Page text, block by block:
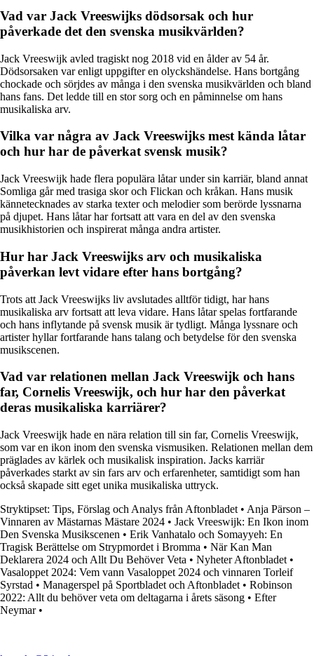
Vad var Jack Vreeswijks dödsorsak och hur
påverkade det den svenska musikvärlden?
Jack Vreeswijk avled tragiskt nog 2018 vid en ålder av 54 år.
Dödsorsaken var enligt uppgifter en olyckshändelse. Hans bortgång
chockade och sörjdes av många i den svenska musikvärlden och bland
hans fans. Det ledde till en stor sorg och en påminnelse om hans
musikaliska arv.
Vilka var några av Jack Vreeswijks mest kända låtar
och hur har de påverkat svensk musik?
Jack Vreeswijk hade flera populära låtar under sin karriär, bland annat
Somliga går med trasiga skor och Flickan och kråkan. Hans musik
kännetecknades av starka texter och melodier som berörde lyssnarna
på djupet. Hans låtar har fortsatt att vara en del av den svenska
musikhistorien och inspirerat många andra artister.
Hur har Jack Vreeswijks arv och musikaliska
påverkan levt vidare efter hans bortgång?
Trots att Jack Vreeswijks liv avslutades alltför tidigt, har hans
musikaliska arv fortsatt att leva vidare. Hans låtar spelas fortfarande
och hans inflytande på svensk musik är tydligt. Många lyssnare och
artister hyllar fortfarande hans talang och betydelse för den svenska
musikscenen.
Vad var relationen mellan Jack Vreeswijk och hans
far, Cornelis Vreeswijk, och hur har den påverkat
deras musikaliska karriärer?
Jack Vreeswijk hade en nära relation till sin far, Cornelis Vreeswijk,
som var en ikon inom den svenska vismusiken. Relationen mellan dem
präglades av kärlek och musikalisk inspiration. Jacks karriär
påverkades starkt av sin fars arv och erfarenheter, samtidigt som han
också skapade sitt eget unika musikaliska uttryck.
Stryktipset: Tips, Förslag och Analys från Aftonbladet • Anja Pärson –
Vinnaren av Mästarnas Mästare 2024 • Jack Vreeswijk: En Ikon inom
Den Svenska Musikscenen • Erik Vanhatalo och Somayyeh: En
Tragisk Berättelse om Strypmordet i Bromma • När Kan Man
Deklarera 2024 och Allt Du Behöver Veta • Nyheter Aftonbladet •
Vasaloppet 2024: Vem vann Vasaloppet 2024 och vinnaren Torleif
Syrstad • Managerspel på Sportbladet och Aftonbladet • Robinson
2022: Allt du behöver veta om deltagarna i årets säsong • Efter
Neymar•